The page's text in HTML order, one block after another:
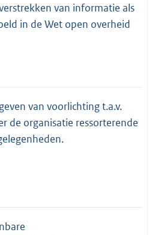
van informatie als
in de Wet open overheid
van voorlichting t.a.v.
de organisatie ressorterende